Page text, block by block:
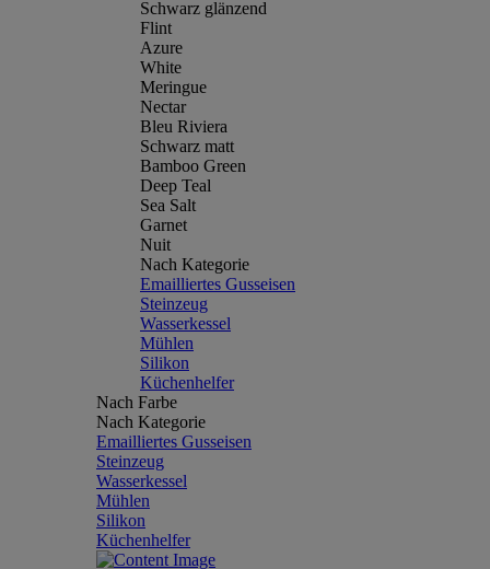
Schwarz glänzend
Flint
Azure
White
Meringue
Nectar
Bleu Riviera
Schwarz matt
Bamboo Green
Deep Teal
Sea Salt
Garnet
Nuit
Nach Kategorie
Emailliertes Gusseisen
Steinzeug
Wasserkessel
Mühlen
Silikon
Küchenhelfer
Nach Farbe
Nach Kategorie
Emailliertes Gusseisen
Steinzeug
Wasserkessel
Mühlen
Silikon
Küchenhelfer